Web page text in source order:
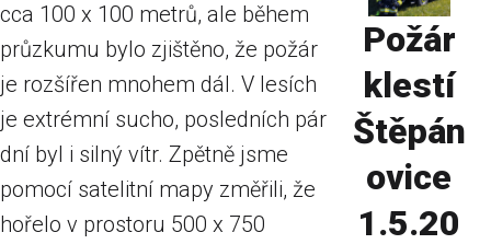
cca 100 x 100 metrů, ale během
průzkumu bylo zjištěno, že požár
je rozšířen mnohem dál. V lesích
je extrémní sucho, posledních pár
dní byl i silný vítr. Zpětně jsme
pomocí satelitní mapy změřili, že
hořelo v prostoru 500 x 750
Požár
klestí
Štěpán
ovice
1.5.20